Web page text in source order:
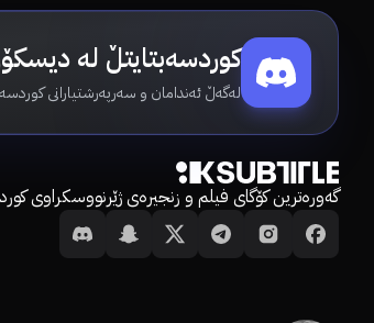
کوردسەبتایتڵ لە
لەگەڵ ئەندامان و سەرپەرشتیارانی
گەورەترین کۆگای فیلم و زنجیرەی ژێرنووسکراوی